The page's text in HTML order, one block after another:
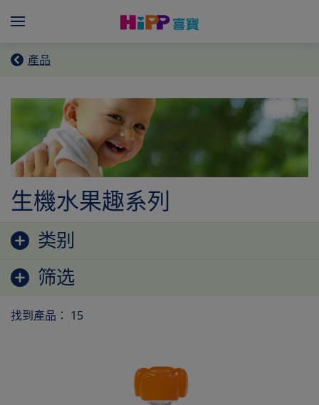
Menü
產品
跳至產品列表
类别
筛选
生機水果趣系列
找到產品： 15